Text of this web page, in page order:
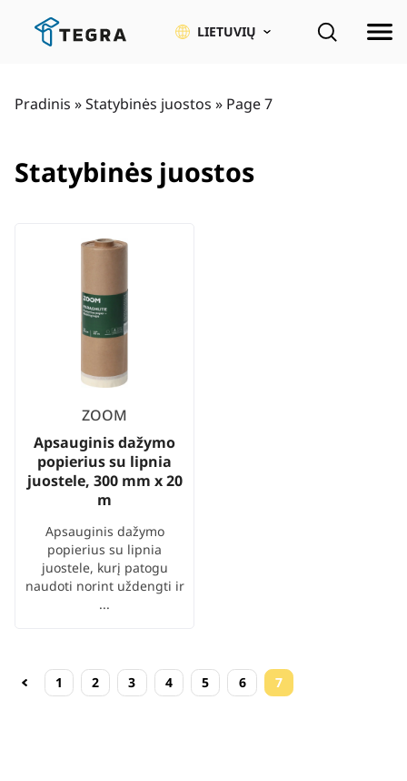
LIETUVIŲ
Pradinis »Statybinės juostos » Page 7
Statybinės juostos
ZOOM
Apsauginis dažymo
popierius su lipnia
juostele, 300 mm x 20
m
Apsauginis dažymo
popierius su lipnia
juostele, kurį patogu
naudoti norint uždengti ir
...
1 2 3 4 5 6 7